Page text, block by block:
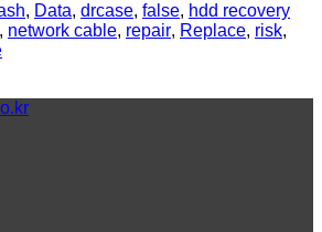
, Data, drcase, false, hdd recovery
, network cable, repair, Replace, risk,